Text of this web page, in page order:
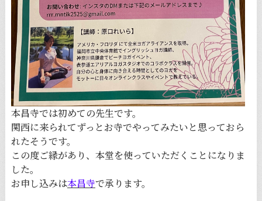
本昌寺では初めての先生です。
関西に来られてずっとお寺でやってみたいと思っておら
れたそうです。
この度ご縁があり、本堂を使っていただくことになりま
した。
お申し込みは本昌寺で承ります。